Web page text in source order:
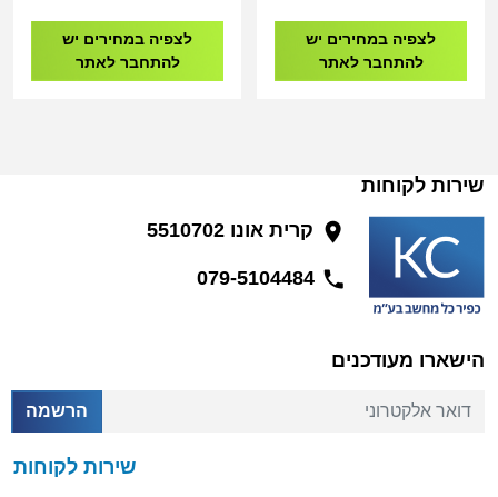
לצפיה במחירים יש
להתחבר לאתר
לצפיה במחירים יש
להתחבר לאתר
שירות לקוחות
קרית אונו 5510702
הישארו מעודכנים
דואר אלקטרוני הרשמה
שירות לקוחות